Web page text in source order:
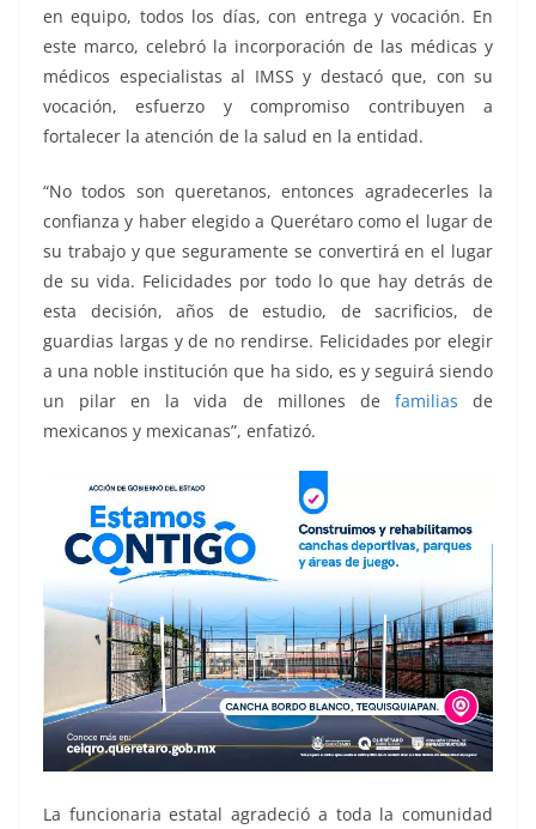
en equipo, todos los días, con entrega y vocación. En
este marco, celebró la incorporación de las médicas y
médicos especialistas al IMSS y destacó que, con su
vocación, esfuerzo y compromiso contribuyen a
fortalecer la atención de la salud en la entidad.
“No todos son queretanos, entonces agradecerles la
confianza y haber elegido a Querétaro como el lugar de
su trabajo y que seguramente se convertirá en el lugar
de su vida. Felicidades por todo lo que hay detrás de
esta decisión, años de estudio, de sacrificios, de
guardias largas y de no rendirse. Felicidades por elegir
a una noble institución que ha sido, es y seguirá siendo
un pilar en la vida de millones de familias de
mexicanos y mexicanas”, enfatizó.
La funcionaria estatal agradeció a toda la comunidad